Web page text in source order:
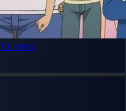
En curso